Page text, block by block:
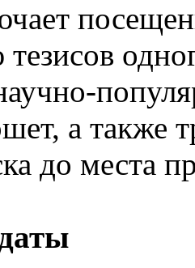
а также
до места